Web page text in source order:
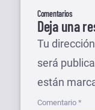
Comentarios
Deja una
Tu
será
están
Comentario *